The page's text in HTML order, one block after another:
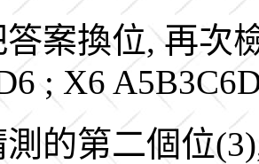
案換位, 再次
; X6
的第二個位